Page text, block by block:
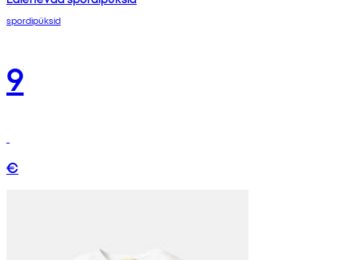
spordipüksid
9
€